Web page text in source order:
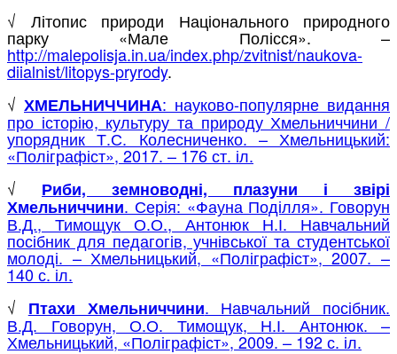
√ Літопис природи Національного природного
парку «Мале Полісся». –
http://malepolisja.in.ua/index.php/zvitnist/naukova-
diialnist/litopys-pryrody.
√ ХМЕЛЬНИЧЧИНА: науково-популярне видання
про історію, культуру та природу Хмельниччини /
упорядник Т.С. Колесниченко. – Хмельницький:
«Поліграфіст», 2017. – 176 ст. іл.
√ Риби, земноводні, плазуни і звірі
Хмельниччини. Серія: «Фауна Поділля». Говорун
В.Д., Тимощук О.О., Антонюк Н.І. Навчальний
посібник для педагогів, учнівської та студентської
молоді. – Хмельницький, «Поліграфіст», 2007. –
140 с. іл.
√ Птахи Хмельниччини. Навчальний посібник.
В.Д. Говорун, О.О. Тимощук, Н.І. Антонюк. –
Хмельницький, «Поліграфіст», 2009. – 192 с. іл.